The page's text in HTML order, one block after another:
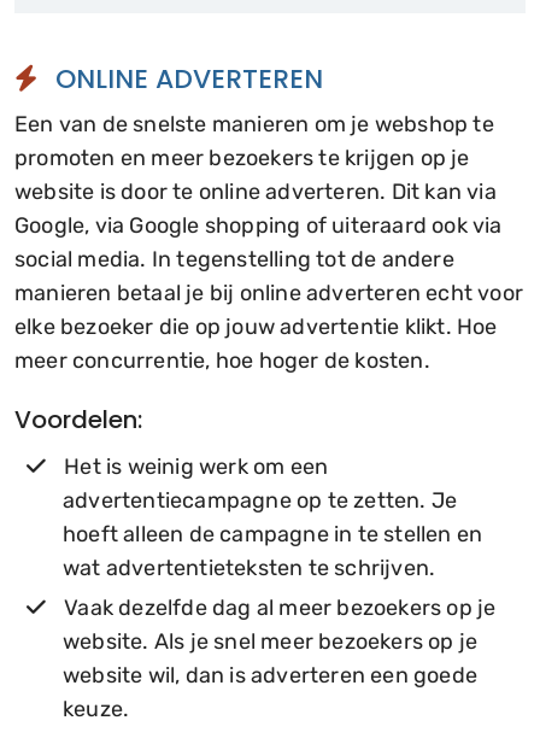
ONLINE ADVERTEREN
Een van de snelste manieren om je webshop te
promoten en meer bezoekers te krijgen op je
website is door te online adverteren. Dit kan via
Google, via Google shopping of uiteraard ook via
social media. In tegenstelling tot de andere
manieren betaal je bij online adverteren echt voor
elke bezoeker die op jouw advertentie klikt. Hoe
meer concurrentie, hoe hoger de kosten.
Voordelen:
Het is weinig werk om een
advertentiecampagne op te zetten. Je
hoeft alleen de campagne in te stellen en
wat advertentieteksten te schrijven.
Vaak dezelfde dag al meer bezoekers op je
website. Als je snel meer bezoekers op je
website wil, dan is adverteren een goede
keuze.